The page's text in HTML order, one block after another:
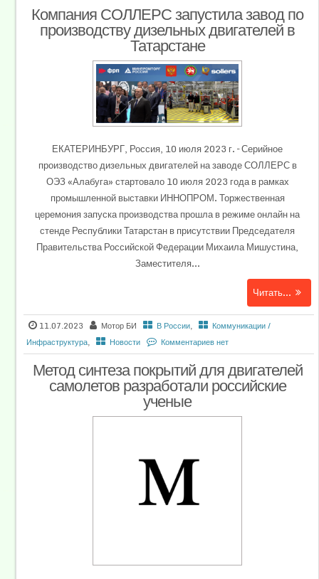
Компания СОЛЛЕРС запустила завод по
производству дизельных двигателей в
Татарстане
ЕКАТЕРИНБУРГ, Россия, 10 июля 2023 г. – Серийное
производство дизельных двигателей на заводе СОЛЛЕРС в
ОЭЗ «Алабуга» стартовало 10 июля 2023 года в рамках
промышленной выставки ИННОПРОМ. Торжественная
церемония запуска производства прошла в режиме онлайн на
стенде Республики Татарстан в присутствии Председателя
Правительства Российской Федерации Михаила Мишустина,
Заместителя...
Читать...
11.07.2023 Мотор БИ В России,
Коммуникации /
Инфраструктура, Новости Комментариев нет
Метод синтеза покрытий для двигателей
самолетов разработали российские
ученые